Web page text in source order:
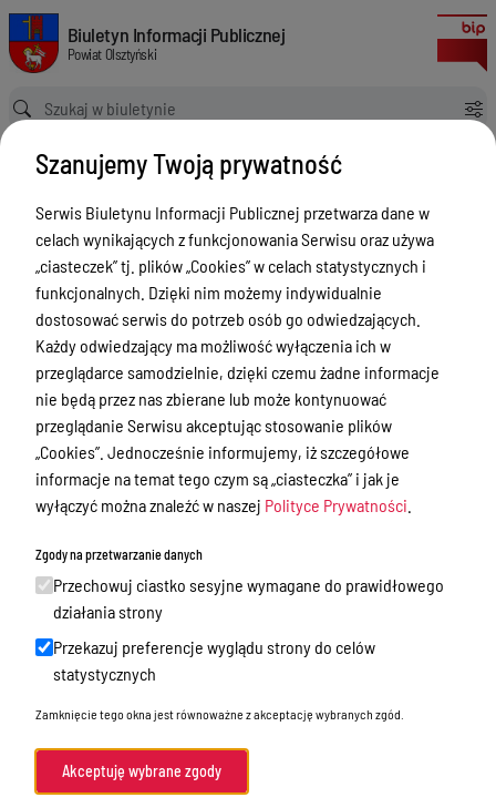
Wydział Geodezji - informacje kontaktowe oraz zakres działania
Biuletyn Informacji Publicznej Powiat Olsztyński
Biuletyn Informacji Publicznej
Powiat Olsztyński
Ścieżka powrotu
Strona główna
Starostwo Powiatowe
Starostwo Powiatowe - Wydział Geodezji
Wydział Geodezji - informacje kontaktowe oraz zakres działania
Starostwo Powiatowe - Wydział
Geodezji
Menu Przedmiotowe
Kontakt i telefony w urzędzie
Ogłoszenia
Powiat Olsztyński
Rada Powiatu
Starostwo Powiatowe
Zbycie, użytkowanie wieczyste, najem,
dzierżawa, użyczenie
Sprawy załatwiane w urzędzie
Sprawy załatwiane internetowo
Petycje
Szanujemy Twoją prywatność
Serwis Biuletynu Informacji Publicznej przetwarza dane w
celach wynikających z funkcjonowania Serwisu oraz używa
„ciasteczek” tj. plików „Cookies” w celach statystycznych i
funkcjonalnych. Dzięki nim możemy indywidualnie
dostosować serwis do potrzeb osób go odwiedzających.
Każdy odwiedzający ma możliwość wyłączenia ich w
przeglądarce samodzielnie, dzięki czemu żadne informacje
nie będą przez nas zbierane lub może kontynuować
przeglądanie Serwisu akceptując stosowanie plików
„Cookies”. Jednocześnie informujemy, iż szczegółowe
informacje na temat tego czym są „ciasteczka” i jak je
wyłączyć można znaleźć w naszej Polityce Prywatności
Zgody na przetwarzanie danych
Przechowuj ciastko sesyjne wymagane do prawidłowego
działania strony
Przekazuj preferencje wyglądu strony do celów
statystycznych
Zamknięcie tego okna jest równoważne z akceptację wybranych zgód.
Akceptuję wybrane zgody